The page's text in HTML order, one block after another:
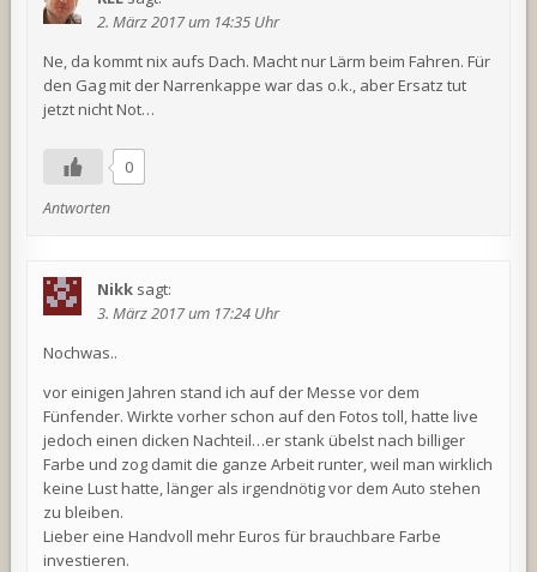
2. März 2017 um 14:35 Uhr
Ne, da kommt nix aufs Dach. Macht nur Lärm beim Fahren. Für
den Gag mit der Narrenkappe war das o.k., aber Ersatz tut
jetzt nicht Not…
0
Antworten
Nikk sagt:
3. März 2017 um 17:24 Uhr
Nochwas..
vor einigen Jahren stand ich auf der Messe vor dem
Fünfender. Wirkte vorher schon auf den Fotos toll, hatte live
jedoch einen dicken Nachteil…er stank übelst nach billiger
Farbe und zog damit die ganze Arbeit runter, weil man wirklich
keine Lust hatte, länger als irgendnötig vor dem Auto stehen
zu bleiben.
Lieber eine Handvoll mehr Euros für brauchbare Farbe
investieren.